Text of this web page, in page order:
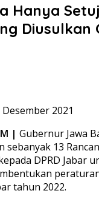
Hanya
Diusulkan
Desember 2021
| Gubernur Jawa
sebanyak 13
DPRD Jabar
tahun 2022.